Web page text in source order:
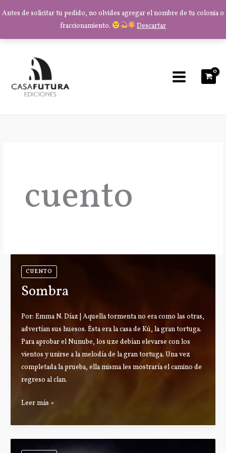
Antes de solicitar tu pedido, no olvides agregar el nombre de tu colonia o
fraccionamiento.
Descartar
cuento
CUENTO
Sombra
Por: Emma N. Díaz | Aquella tormenta no era como las otras,
advertían sus huesos. Ésta era la casa de Kú, la gran tortuga.
Para aprobar el Nunube, los uze debían elevarse con los
vientos y unirse a la melodía de la gran tortuga. Una vez
completada la prueba, ella misma les mostraría el camino de
regreso al clan.
Sombra
Leer más »